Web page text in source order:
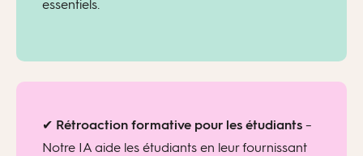
essentiels.
✔ Rétroaction formative pour les étudiants –
Notre IA aide les étudiants en leur fournissant